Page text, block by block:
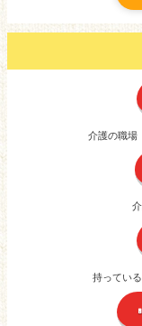
介護の職場
持ってい